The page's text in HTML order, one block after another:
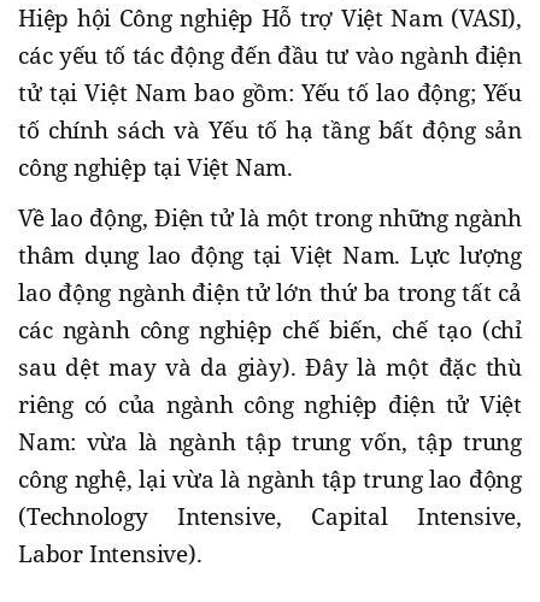
Hiệp hội Công nghiệp Hỗ trợ Việt Nam (VASI),
các yếu tố tác động đến đầu tư vào ngành điện
tử tại Việt Nam bao gồm: Yếu tố lao động; Yếu
tố chính sách và Yếu tố hạ tầng bất động sản
công nghiệp tại Việt Nam.
Về lao động, Điện tử là một trong những ngành
thâm dụng lao động tại Việt Nam. Lực lượng
lao động ngành điện tử lớn thứ ba trong tất cả
các ngành công nghiệp chế biến, chế tạo (chỉ
sau dệt may và da giày). Đây là một đặc thù
riêng có của ngành công nghiệp điện tử Việt
Nam: vừa là ngành tập trung vốn, tập trung
công nghệ, lại vừa là ngành tập trung lao động
(Technology Intensive, Capital Intensive,
Labor Intensive).